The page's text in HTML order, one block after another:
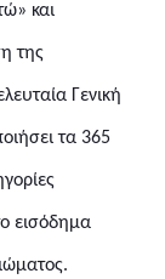
και
της
Γενική
τα 365
εισόδημα